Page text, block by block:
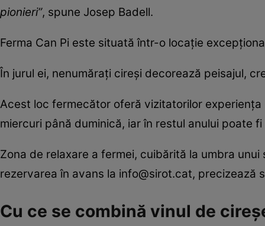
pionieri”, spune Josep Badell.
Ferma Can Pi este situată într-o locație
În jurul ei, nenumărați cireși decorează peisajul,
Acest loc fermecător oferă vizitatorilor
miercuri până duminică, iar în restul anului poate
Zona de relaxare a fermei, cuibărită la umbra
rezervarea în avans la info@sirot.cat, precizează
Cu ce se combină vinul de